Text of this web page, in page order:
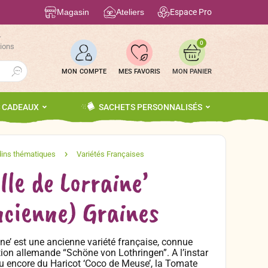
Magasin Ateliers Espace Pro
Search Button
MON COMPTE MES FAVORIS
0
CADEAUX SACHETS PERSONNALISÉS
de Lorraine’
Graines
est une ancienne variété française, connue
allemande “Schöne von Lothringen”. A l’instar
encore du Haricot ‘Coco de Meuse’, la Tomate